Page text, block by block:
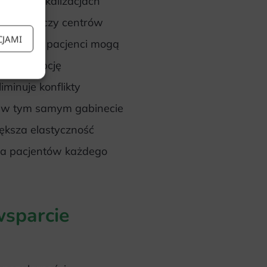
klinik czy centrów
online
pacjenci mogą
recepcję
konflikty
tym samym gabinecie
elastyczność
pacjentów każdego